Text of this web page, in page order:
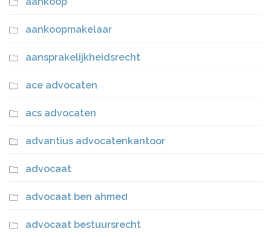
aankoopmakelaar
aansprakelijkheidsrecht
ace advocaten
acs advocaten
advantius advocatenkantoor
advocaat
advocaat ben ahmed
advocaat bestuursrecht